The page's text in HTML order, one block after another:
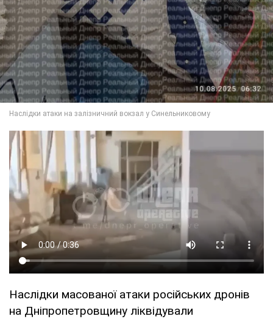
Наслідки масованої атаки російських дронів
на Дніпропетровщину ліквідували